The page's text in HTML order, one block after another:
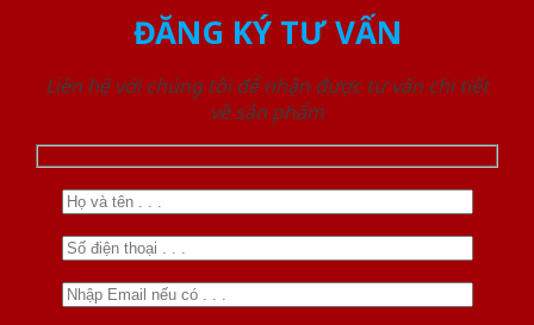
ĐĂNG KÝ TƯ VẤN
Liên hệ với chúng tôi để nhận được tư vấn chi tiết
về sản phẩm